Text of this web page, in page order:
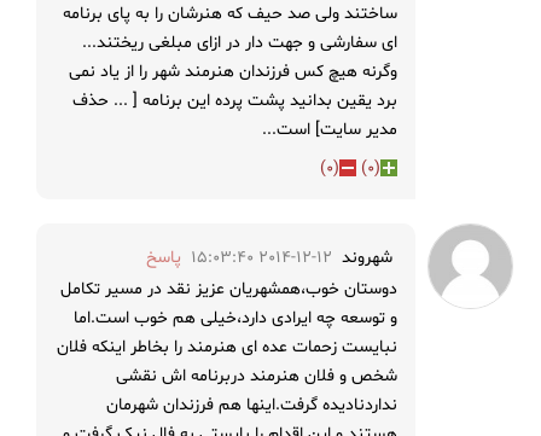
ساختند ولی صد حیف که هنرشان را به پای برنامه
ای سفارشی و جهت دار در ازای مبلغی ریختند...
وگرنه هیچ کس فرزندان هنرمند شهر را از یاد نمی
برد یقین بدانید پشت پرده این برنامه [ ... حذف
مدیر سایت] است...
(
0
)
(
0
)
شهروند 2014-12-12 15:03:40
پاسخ
دوستان خوب،همشهریان عزیز نقد در مسیر تکامل
و توسعه چه ایرادی دارد،خیلی هم خوب است.اما
نبایست زحمات عده ای هنرمند را بخاطر اینکه فلان
شخص و فلان هنرمند دربرنامه اش نقشی
نداردنادیده گرفت.اینها هم فرزندان شهرمان